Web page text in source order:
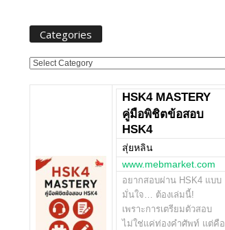
Categories
Categories
HSK4 MASTERY
คู่มือพิชิตข้อสอบ
HSK4
สุ่ยหลิน
www.mebmarket.com
อยากสอบผ่าน HSK4 แบบ
มั่นใจ… ต้องเล่มนี้!
เพราะการเตรียมตัวสอบ
ไม่ใช่แค่ท่องคำศัพท์ แต่คือ